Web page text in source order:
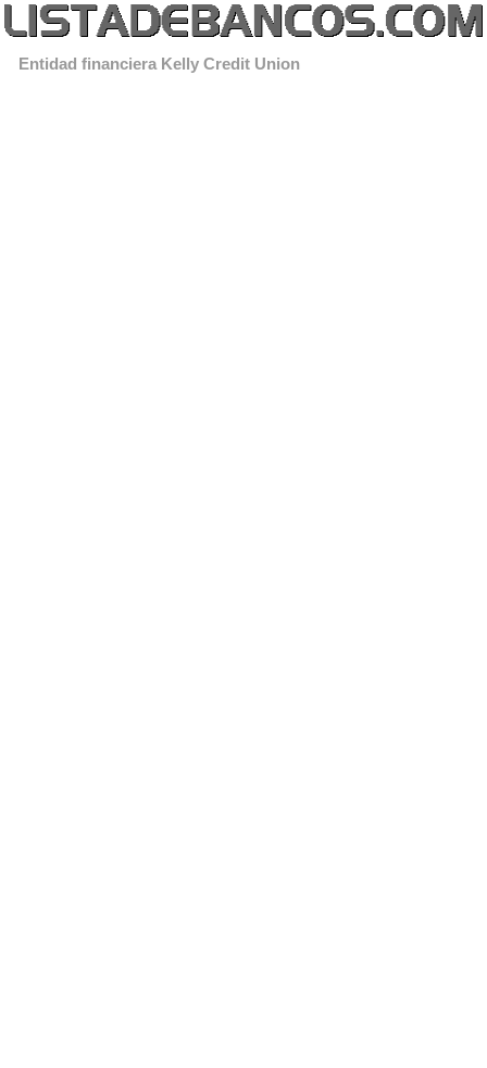
Entidad financiera Kelly Credit Union